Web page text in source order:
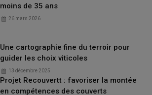
moins de 35 ans
26 mars 2026
Une cartographie fine du terroir pour
guider les choix viticoles
13 décembre 2025
Projet Recouvertt : favoriser la montée
en compétences des couverts